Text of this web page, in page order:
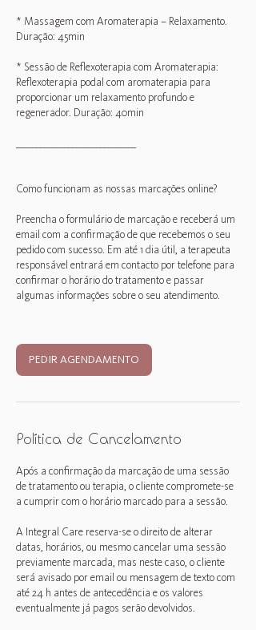
* Massagem com Aromaterapia – Relaxamento.
Duração: 45min
* Sessão de Reflexoterapia com Aromaterapia:
Reflexoterapia podal com aromaterapia para
proporcionar um relaxamento profundo e
regenerador. Duração: 40min
Como funcionam as nossas marcações online?
Preencha o formulário de marcação e receberá um
email com a confirmação de que recebemos o seu
pedido com sucesso. Em até 1 dia útil, a terapeuta
responsável entrará em contacto por telefone para
confirmar o horário do tratamento e passar
algumas informações sobre o seu atendimento.
PEDIR AGENDAMENTO
Política de Cancelamento
Após a confirmação da marcação de uma sessão
de tratamento ou terapia, o cliente compromete-se
a cumprir com o horário marcado para a sessão.
A Integral Care reserva-se o direito de alterar
datas, horários, ou mesmo cancelar uma sessão
previamente marcada, mas neste caso, o cliente
será avisado por email ou mensagem de texto com
até 24 h antes de antecedência e os valores
eventualmente já pagos serão devolvidos.